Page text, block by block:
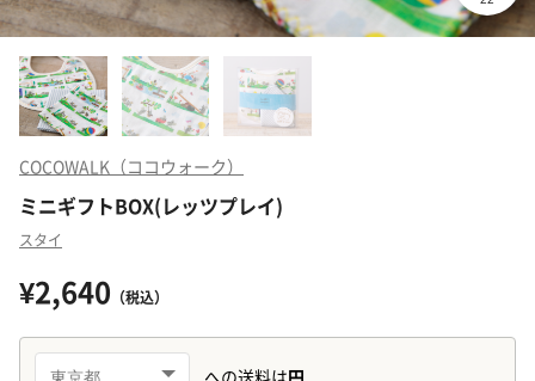
COCOWALK（ココウォーク）
ミニギフトBOX(レッツプレイ)
スタイ
¥2,640 （税込）